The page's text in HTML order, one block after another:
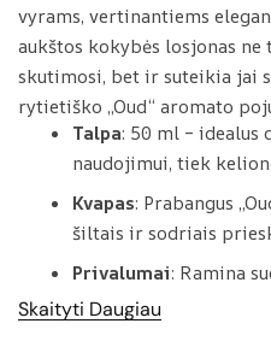
vyrams, vertinantiems
aukštos kokybės losjonas
skutimosi, bet ir suteikia jai
rytietiško „Oud“ aromato
Talpa: 50 ml – idealus
naudojimui, tiek
Kvapas: Prabangus
šiltais ir sodriais
Privalumai: Ramina
švelnumo ir drėkina.
Skaityti Daugiau